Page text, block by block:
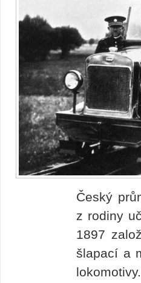
Český
z rodiny
1897
šlapací a